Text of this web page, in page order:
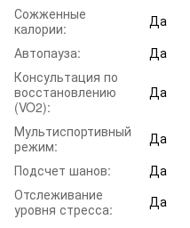
Сожженные
калории:
Да
Автопауза:
Да
Консультация по
восстановлению
(VO2):
Да
Мультиспортивный
режим:
Да
Подсчет шанов:
Да
Отслеживание
уровня стресса:
Да